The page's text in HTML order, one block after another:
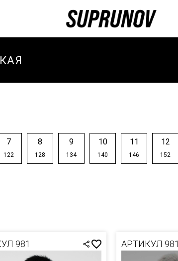
7
122
8
128
9
134
10
140
11
146
12
152
981 АРТИКУЛ 981